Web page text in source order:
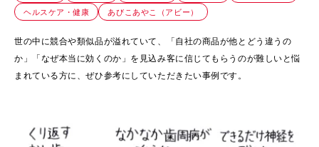
ヘルスケア・健康
あびこあやこ（アビー）
世の中に競合や類似品が溢れていて、「自社の商品が他とどう違うの
か」「なぜ本当に効くのか」を見込み客に信じてもらうのが難しいと悩
まれている方に、ぜひ参考にしていただきたい事例です。